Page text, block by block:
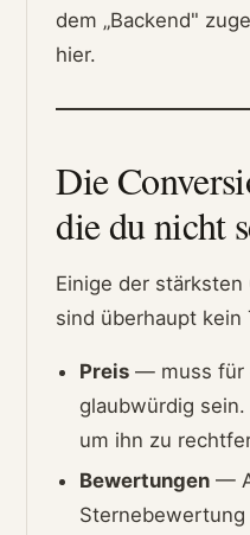
dem „Backend"
hier.
Die
die du nicht
Einige der
sind überhaupt kein
Preis — muss für
glaubwürdig
um ihn zu
Bewertungen —